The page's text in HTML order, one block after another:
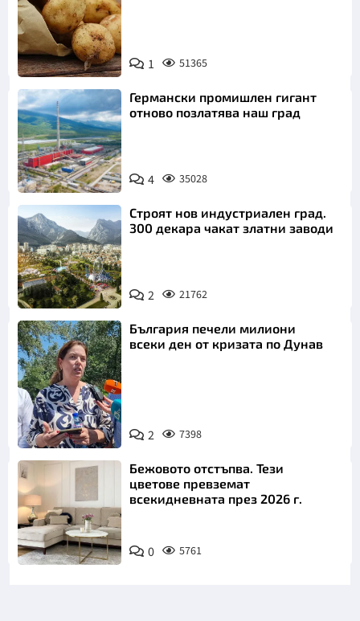
Снимка:
Пиксабей
1 51365
Германски промишлен гигант
отново позлатява наш град
4 35028
Строят нов индустриален град.
300 декара чакат златни заводи
2 21762
Снимка: БТА
България печели милиони
всеки ден от кризата по Дунав
2 7398
Бежовото отстъпва. Тези
цветове превземат
всекидневната през 2026 г.
0 5761